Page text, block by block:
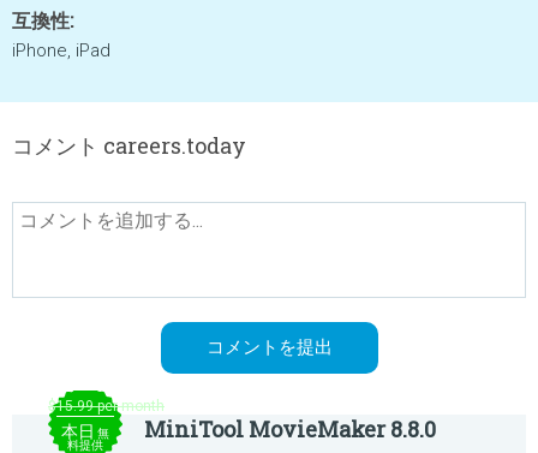
互換性:
iPhone, iPad
コメント careers.today
$15.99 per month
本日 無
料提供
MiniTool MovieMaker 8.8.0